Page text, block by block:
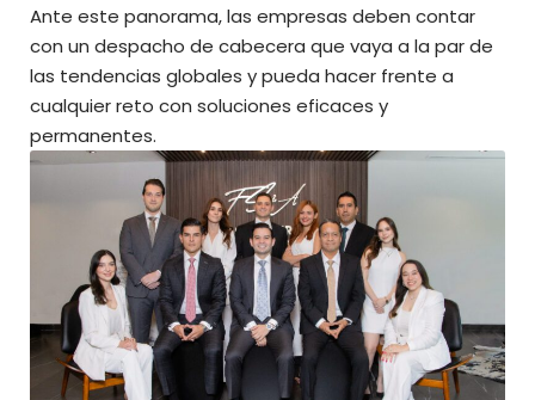
Ante este panorama, las empresas deben contar
con un despacho de cabecera que vaya a la par de
las tendencias globales y pueda hacer frente a
cualquier reto con soluciones eficaces y
permanentes.